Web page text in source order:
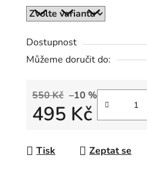
Dostupnost
Můžeme doručit do:
550 Kč –10 %
495 Kč
Tisk Zeptat se